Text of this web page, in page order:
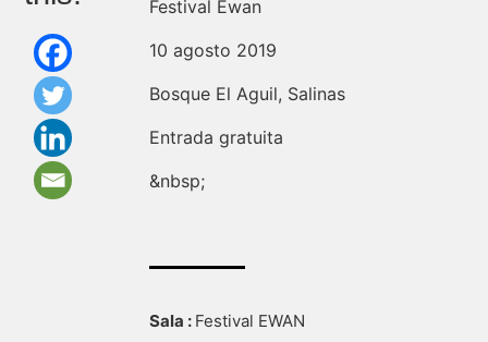
Festival Ewan
10 agosto 2019
Bosque El Aguil, Salinas
Entrada gratuita
&nbsp;
Sala : Festival EWAN